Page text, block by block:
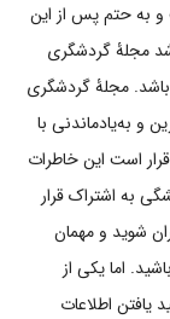
و به حتم پس از این
شد مجلۀ گردشگری
باشد. مجلۀ گردشگری
و به‌یادماندنی با
است این خاطرات
به اشتراک قرار
شوید و مهمان
اما یکی از
یافتن اطلاعات